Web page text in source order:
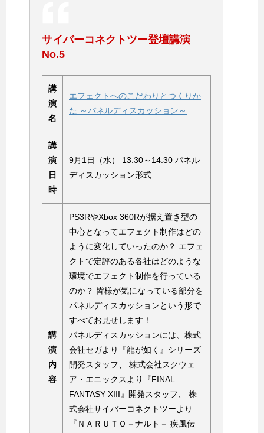
サイバーコネクトツー登壇講演
No.5
講
演
名
エフェクトへのこだわりとつくりか
た ～パネルディスカッション～
講
演
日
時
9月1日（水） 13:30～14:30 パネル
ディスカッション形式
講
演
内
容
PS3RやXbox 360Rが据え置き型の
中心となってエフェクト制作はどの
ように変化していったのか？ エフェ
クトで定評のある各社はどのような
環境でエフェクト制作を行っている
のか？ 皆様が気になっている部分を
パネルディスカッションという形で
すべてお見せします！
パネルディスカッションには、株式
会社セガより『龍が如く』シリーズ
開発スタッフ、 株式会社スクウェ
ア・エニックスより『FINAL
FANTASY XIII』開発スタッフ、 株
式会社サイバーコネクトツーより
『ＮＡＲＵＴＯ－ナルト－ 疾風伝